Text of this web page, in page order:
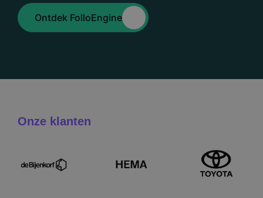
Ontdek FolloEngine
Onze klanten